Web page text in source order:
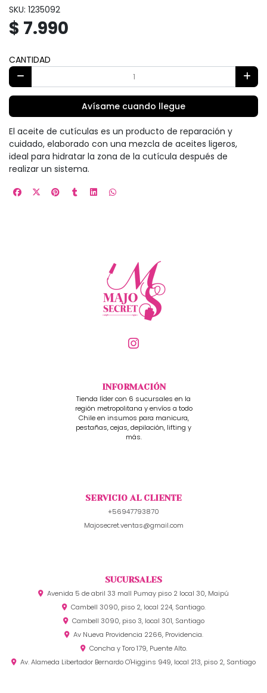
SKU: 1235092
$ 7.990
CANTIDAD
Avísame cuando llegue
El aceite de cutículas es un producto de reparación y
cuidado, elaborado con una mezcla de aceites ligeros,
ideal para hidratar la zona de la cutícula después de
realizar un sistema.
INFORMACIÓN
Tienda líder con 6 sucursales en la
región metropolitana y envíos a todo
Chile en insumos para manicura,
pestañas, cejas, depilación, lifting y
más.
SERVICIO AL CLIENTE
+56947793870
Majosecret.ventas@gmail.com
SUCURSALES
Avenida 5 de abril 33 mall Pumay piso 2 local 30, Maipú
Cambell 3090, piso 2, local 224, Santiago.
Cambell 3090, piso 3, local 301, Santiago
Av Nueva Providencia 2266, Providencia.
Concha y Toro 179, Puente Alto.
Av. Alameda Libertador Bernardo O'Higgins 949, local 213, piso 2, Santiago